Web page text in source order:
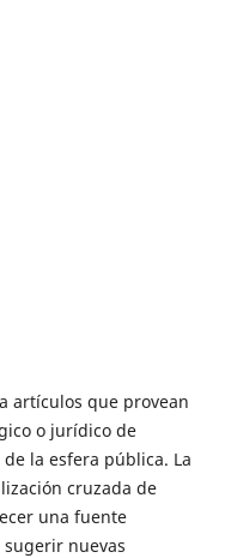
artículos que provean
o jurídico de
la esfera pública. La
cruzada de
una fuente
nuevas